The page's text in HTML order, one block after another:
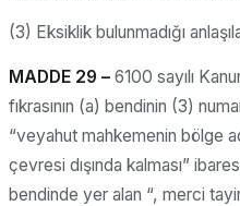
(3) Eksiklik bulunmadığı
MADDE 29 – 6100 sayılı
fıkrasının (a) bendinin (3)
“veyahut mahkemenin bölge
çevresi dışında kalması”
bendinde yer alan “, merci